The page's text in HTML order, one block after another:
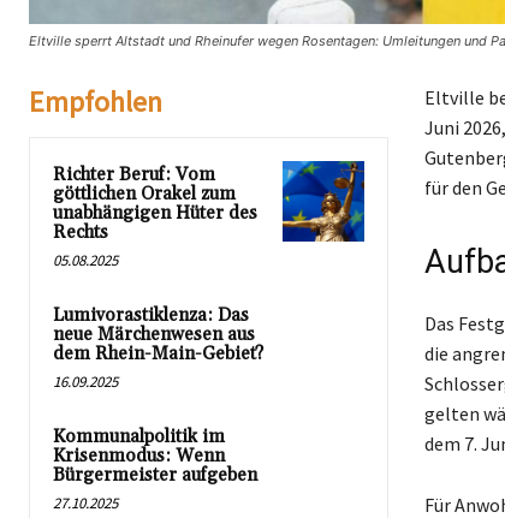
Eltville sperrt Altstadt und Rheinufer wegen Rosentagen: Umleitungen und
Empfohlen
Richter Beruf: Vom
göttlichen Orakel zum
unabhängigen Hüter des
Rechts
05.08.2025
Lumivorastiklenza: Das
neue Märchenwesen aus
dem Rhein-Main-Gebiet?
16.09.2025
Kommunalpolitik im
Krisenmodus: Wenn
Bürgermeister aufgeben
27.10.2025
Eltville
Juni
für den
Das
die
gelten
dem 7.
Für